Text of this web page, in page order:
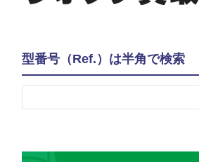
型番号（Ref.）は半角で検索